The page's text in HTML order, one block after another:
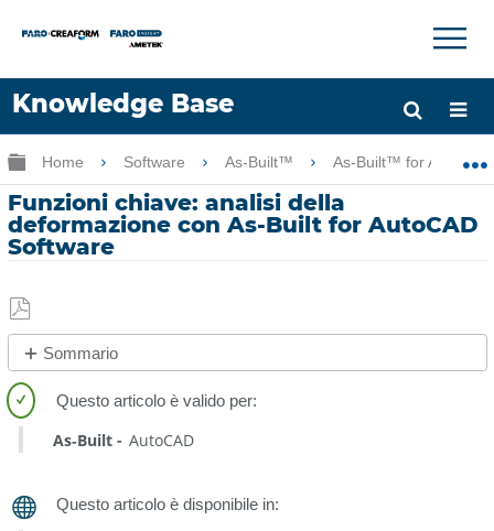
Knowledge Base
Lingua
Chiedere aiuto Accesso
×
Ingrandisci/riduci gerarchia globale
Home Software As-Built™ As-Built™ for
Funzioni chiave: analisi della
deformazione con As-Built for AutoCAD
Software
Salva
come
PDF
Sommario
No
intestazioni
As‑Built AutoCAD